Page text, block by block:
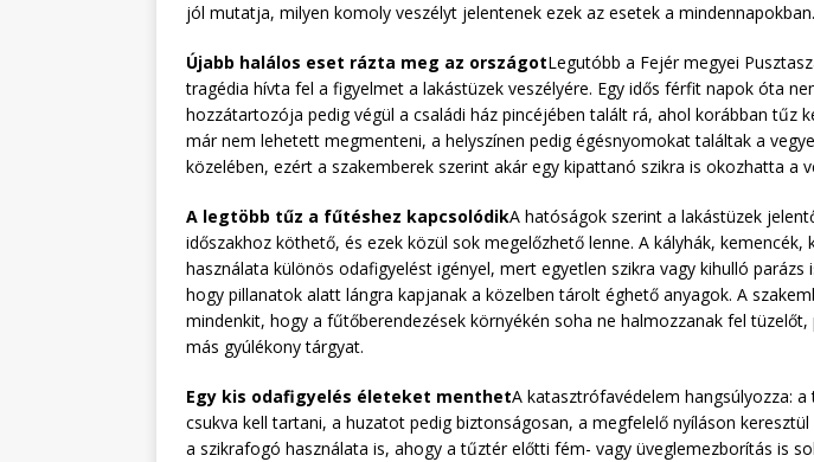
jól mutatja, milyen komoly veszélyt jelentenek ezek az esetek a mindennapokban.
Újabb halálos eset rázta meg az országotLegutóbb a Fejér megyei
tragédia hívta fel a figyelmet a lakástüzek veszélyére. Egy idős férfit napok óta
hozzátartozója pedig végül a családi ház pincéjében talált rá, ahol korábban tűz
már nem lehetett megmenteni, a helyszínen pedig égésnyomokat találtak a
közelében, ezért a szakemberek szerint akár egy kipattanó szikra is okozhatta a
A legtöbb tűz a fűtéshez kapcsolódikA hatóságok szerint a lakástüzek
időszakhoz köthető, és ezek közül sok megelőzhető lenne. A kályhák, kemencék,
használata különös odafigyelést igényel, mert egyetlen szikra vagy kihulló parázs
hogy pillanatok alatt lángra kapjanak a közelben tárolt éghető anyagok. A
mindenkit, hogy a fűtőberendezések környékén soha ne halmozzanak fel
más gyúlékony tárgyat.
Egy kis odafigyelés életeket menthetA katasztrófavédelem hangsúlyozza:
csukva kell tartani, a huzatot pedig biztonságosan, a megfelelő nyíláson
a szikrafogó használata is, ahogy a tűztér előtti fém- vagy üveglemezborítás is